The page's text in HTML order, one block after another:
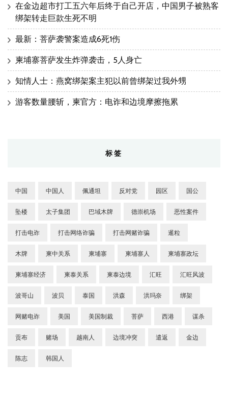
在金边超市打工五六年后终于自己开店，中国男子被熟客
绑架转走巨款生死不明
最新：菩萨袭警案造成6死1伤
柬埔寨菩萨发生炸弹袭击，5人身亡
知情人士：燕窝绑架案主犯以前曾绑架过我外甥
游客数量腰斩，柬官方：电诈和边境摩擦拖累
标签
中国 中国人 佩通坦 反对党 园区 国公
坠楼 太子集团 巴域木牌 德崇机场 恶性案件
打击电诈 打击网络诈骗 打击网赌诈骗 暹粒
木牌 柬中关系 柬埔寨 柬埔寨人 柬埔寨政坛
柬埔寨经济 柬泰关系 柬泰边境 汇旺 汇旺风波
波哥山 波贝 泰国 洪森 洪玛奈 绑架
网赌电诈 美国 美国制裁 菩萨 西港 谋杀
贡布 赌场 越南人 边境冲突 遣返 金边
陈志 韩国人